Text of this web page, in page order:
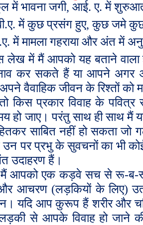
में भावना जगी, आई. ए. में
में कुछ प्रसंग हुए, कुछ जमे
में मामला गहराया और अंत में
लेख में मैं आपको यह बताने
कर सकते हैं या आपने अगर
वैवाहिक जीवन के रिश्तों
प्रकार विवाह के पवित्र
हो जाए। परंतु साथ ही साथ मैं
साबित नहीं हो सकता जो
पर प्रभु के सुवचनों का भी
उदाहरण हैं।
आपको एक कड़वे सच से रू-ब-रू
और आचरण (लड़कियों के लिए)
यदि आप कुरूप हैं शरीर और
से आपके विवाह हो जाने